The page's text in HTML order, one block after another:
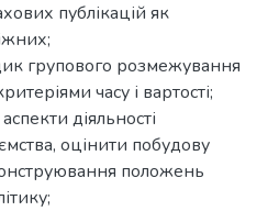
публікацій як
групового розмежування
часу і вартості;
діяльності
оцінити побудову
положень